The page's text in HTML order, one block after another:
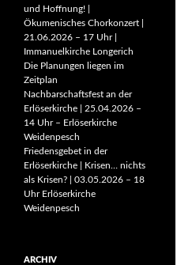
und Hoffnung! |
Ökumenisches Chorkonzert |
21.06.2026 – 17 Uhr |
Immanuelkirche Longerich
Die Planungen liegen im
Zeitplan
Nachbarschaftsfest an der
Erlöserkirche | 25.04.2026 –
14 Uhr – Erlöserkirche
Weidenpesch
Friedensgebet in der
Erlöserkirche | Krisen… nichts
als Krisen? | 03.05.2026 – 18
Uhr Erlöserkirche
Weidenpesch
ARCHIV